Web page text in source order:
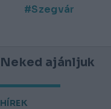
Szegvár
Neked ajánljuk
HÍREK